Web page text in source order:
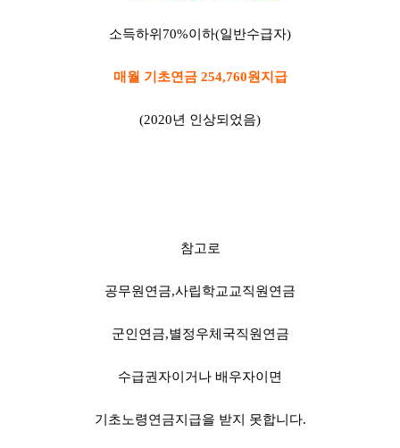
소득하위70%이하(일반수급자)
매월 기초연금 254,760원지급
(2020년 인상되었음)
참고로
공무원연금,사립학교교직원연금
군인연금,별정우체국직원연금
수급권자이거나 배우자이면
기초노령연금지급을 받지 못합니다.